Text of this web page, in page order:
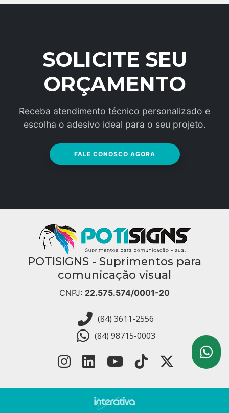
SOLICITE SEU
ORÇAMENTO
Receba atendimento técnico personalizado e
escolha o adesivo ideal para o seu projeto.
FALE CONOSCO AGORA
POTISIGNS - Suprimentos para
comunicação visual
CNPJ: 22.575.574/0001-20
(84) 3611-2556
(84) 98715-0003